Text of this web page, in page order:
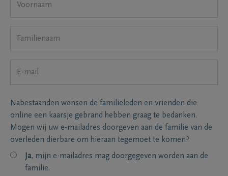
Nabestaanden wensen de familieleden en vrienden die
online een kaarsje gebrand hebben graag te bedanken.
Mogen wij uw e-mailadres doorgeven aan de familie van de
overleden dierbare om hieraan tegemoet te komen?
Ja, mijn e-mailadres mag doorgegeven worden aan de
familie.